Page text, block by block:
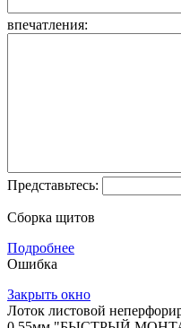
впечатления:
Представьтесь:
Сборка щитов
Подробнее
Ошибка
Закрыть окно
Лоток листовой